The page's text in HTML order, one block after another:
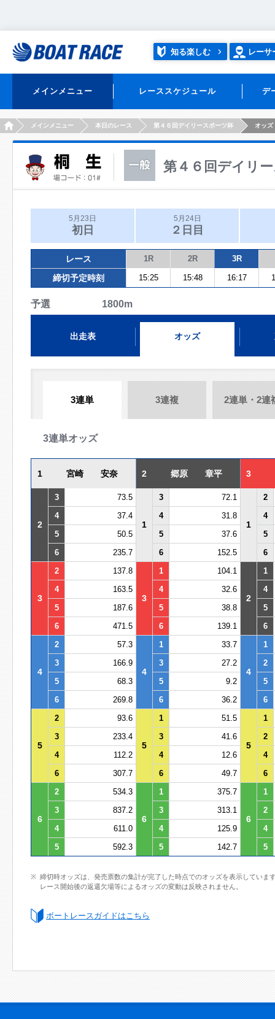
知る楽しむ レーサ
メインメニュー レーススケジュール デ
HOMEメインメニュー 本日のレース 第４６回デイリースポーツ杯 オッズ
第４６回デイリ
5月23日
初日
5月24日
２日目
レース 1R 2R 3R
締切予定時刻 15:25 15:48 16:17
予選 1800m
出走表 オッズ
3連単 3連複 2連単・2連
3連単オッズ
1 宮崎 安奈 2 郷原 章平 3
2
3 73.5
1
3 72.1
1
2
4
37.4 4 31.8
4
5
50.5 5 37.6
5
6
235.7 6 152.5 6
3
2 137.8
3
1 104.1
2
1
4
163.5 4 32.6
4
5
187.6 5 38.8
5
6
471.5 6 139.1 6
4
2 57.3
4
1 33.7
4
1
3
166.9 3 27.2
2
5
68.3 5 9.2
5
6
269.8 6 36.2 6
5
2 93.6
5
1 51.5
5
1
3
233.4 3 41.6
2
4
112.2 4 12.6
4
6
307.7 6 49.7 6
6
2 534.3
6
1 375.7
6
1
3
837.2 3 313.1
2
4
611.0 4 125.9
4
5
592.3 5 142.7 5
締切時オッズは、発売票数の集計が完了した時点でのオッズを表示していま
レース開始後の返還欠場等によるオッズの変動は反映されません。
ボートレースガイドはこちら